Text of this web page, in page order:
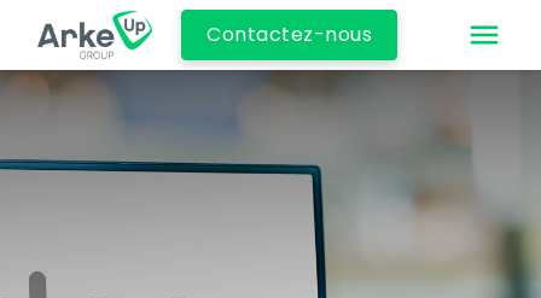
Contactez-nous